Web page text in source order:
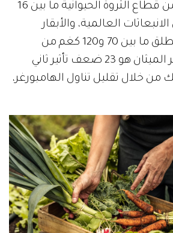
الاحتباس الحراري من قطاع الثروة الحيوانية ما بين 16
الانبعاثات العالمية، والأبقار
مساهم رئيسي، إذ تطلق ما بين 70 و120 كغم من
الميثان سنوياً، وتأثير الميثان هو 23 ضعف تأثير ثاني
من خلال تقليل تناول الهامبورغر،